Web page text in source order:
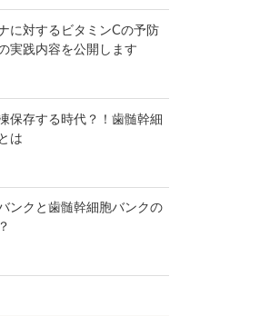
に対するビタミンCの予防
実践内容を公開します
保存する時代？！歯髄幹細
は
ンクと歯髄幹細胞バンクの